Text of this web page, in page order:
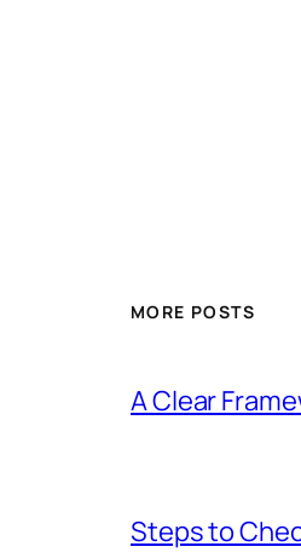
MORE POSTS
A Clear
Steps to